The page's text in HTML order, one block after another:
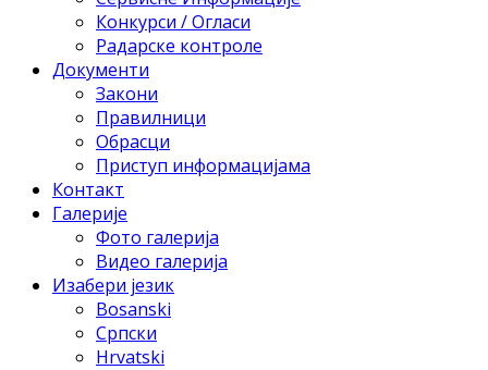
Конкурси / Огласи
Радарске контроле
Документи
Закони
Правилници
Обрасци
Приступ информацијама
Контакт
Галерије
Фото галерија
Видео галерија
Изабери језик
Bosanski
Српски
Hrvatski